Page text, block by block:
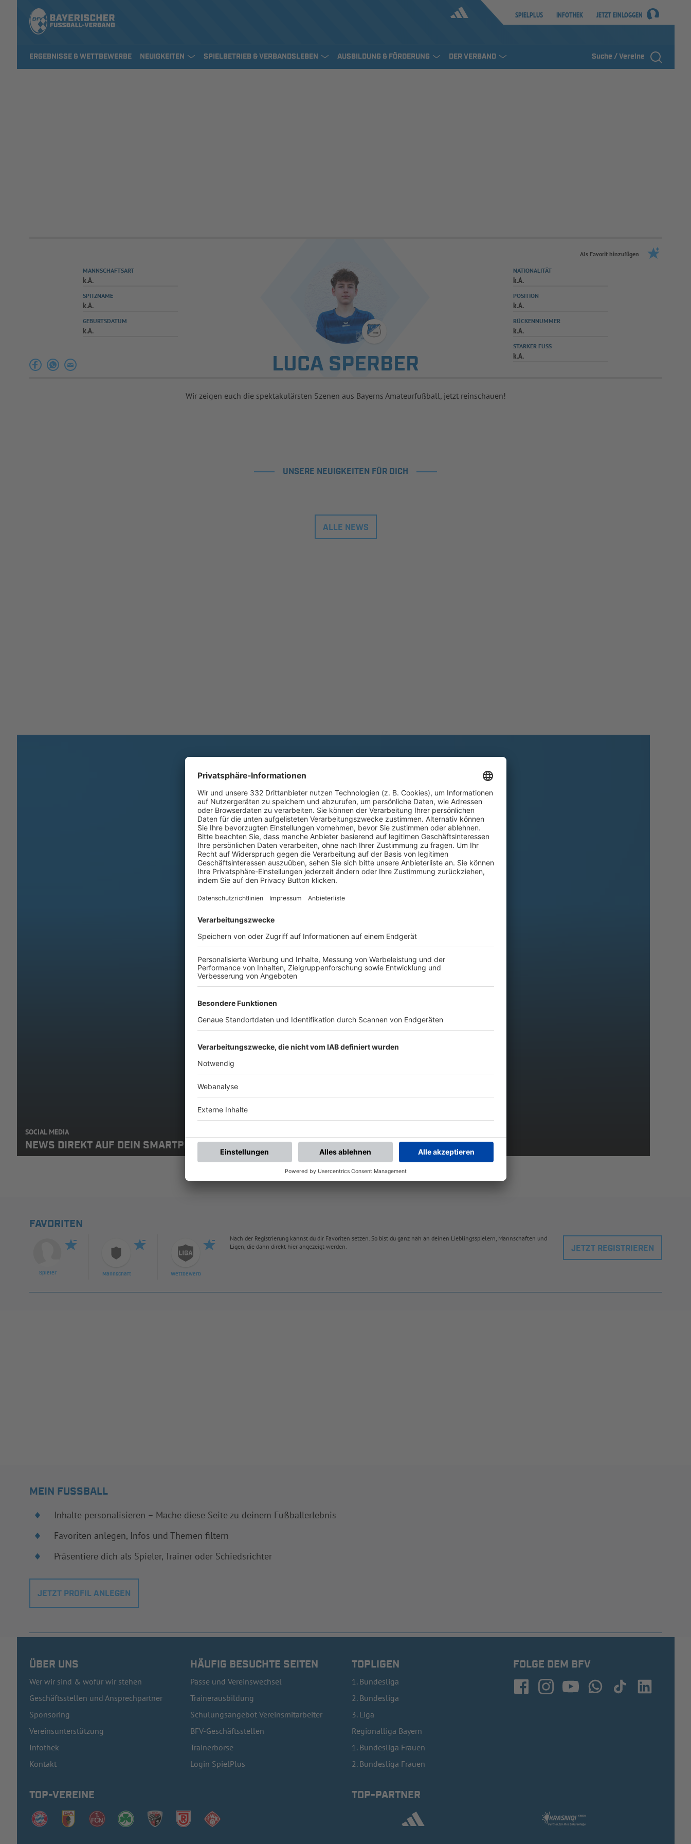
SPIELPLUS INFOTHEK JETZT EINLOGGEN
ERGEBNISSE & WETTBEWERBE NEUIGKEITEN SPIELBETRIEB & VERBANDSLEBEN AUSBILDUNG & FÖRDERUNG DER VERBAND Suche / Vereine
Als Favorit hinzufügen
LUCA SPERBER
MANNSCHAFTSART
k.A.
SPITZNAME
k.A.
GEBURTSDATUM
k.A.
NATIONALITÄT
k.A.
POSITION
k.A.
RÜCKENNUMMER
k.A.
STARKER FUSS
k.A.
Wir zeigen euch die spektakulärsten Szenen aus Bayerns Amateurfußball, jetzt reinschauen!
UNSERE NEUIGKEITEN FÜR DICH
ALLE NEWS
SOCIAL MEDIA
NEWS DIREKT AUF DEIN SMARTPHONE: ABONNIERE DEN BFV-WHATSAPP-KANAL!
FAVORITEN
Spieler Mannschaft Wettbewerb
Nach der Registrierung kannst du dir Favoriten setzen. So bist du ganz nah an deinen Lieblingsspielern, Mannschaften und
Ligen, die dann direkt hier angezeigt werden.
JETZT REGISTRIEREN
MEIN FUSSBALL
Inhalte personalisieren – Mache diese Seite zu deinem Fußballerlebnis
Favoriten anlegen, Infos und Themen filtern
Präsentiere dich als Spieler, Trainer oder Schiedsrichter
JETZT PROFIL ANLEGEN
ÜBER UNS
Wer wir sind & wofür wir stehen
Geschäftsstellen und Ansprechpartner
Sponsoring
Vereinsunterstützung
Infothek
Kontakt
HÄUFIG BESUCHTE SEITEN
Pässe und Vereinswechsel
Trainerausbildung
Schulungsangebot Vereinsmitarbeiter
BFV-Geschäftsstellen
Trainerbörse
Login SpielPlus
TOPLIGEN
1. Bundesliga
2. Bundesliga
3. Liga
Regionalliga Bayern
1. Bundesliga Frauen
2. Bundesliga Frauen
FOLGE DEM BFV
TOP-VEREINE TOP-PARTNER